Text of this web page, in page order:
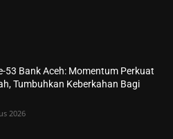
53 Bank Aceh: Momentum Perkuat
Tumbuhkan Keberkahan Bagi
2026